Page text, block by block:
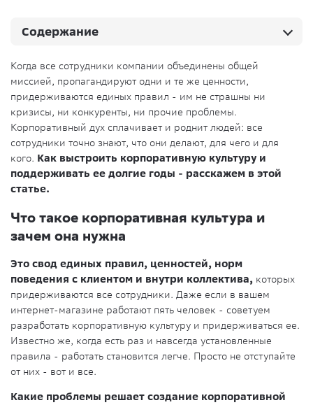
Когда все сотрудники компании объединены общей
миссией, пропагандируют одни и те же ценности,
придерживаются единых правил - им не страшны ни
кризисы, ни конкуренты, ни прочие проблемы.
Корпоративный дух сплачивает и роднит людей: все
сотрудники точно знают, что они делают, для чего и для
кого. Как выстроить корпоративную культуру и
поддерживать ее долгие годы - расскажем в этой
статье.
Что такое корпоративная культура и
зачем она нужна
Это свод единых правил, ценностей, норм
поведения с клиентом и внутри коллектива, которых
придерживаются все сотрудники. Даже если в вашем
интернет-магазине работают пять человек - советуем
разработать корпоративную культуру и придерживаться ее.
Известно же, когда есть раз и навсегда установленные
правила - работать становится легче. Просто не отступайте
от них - вот и все.
Какие проблемы решает создание корпоративной
Содержание